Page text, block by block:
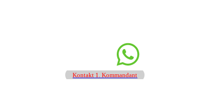
Kontakt 1. Kommandant